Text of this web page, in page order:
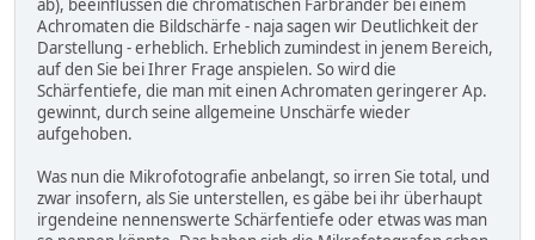
Achromaten die Bildschärfe - naja sagen wir Deutlichkeit der
Darstellung - erheblich. Erheblich zumindest in jenem Bereich,
auf den Sie bei Ihrer Frage anspielen. So wird die
Schärfentiefe, die man mit einen Achromaten geringerer Ap.
gewinnt, durch seine allgemeine Unschärfe wieder
aufgehoben.
Was nun die Mikrofotografie anbelangt, so irren Sie total, und
zwar insofern, als Sie unterstellen, es gäbe bei ihr überhaupt
irgendeine nennenswerte Schärfentiefe oder etwas was man